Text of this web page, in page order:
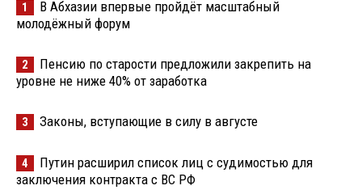
1
В Абхазии впервые пройдёт масштабный
молодёжный форум
2
Пенсию по старости предложили закрепить на
уровне не ниже 40% от заработка
3 Законы, вступающие в силу в августе
4
Путин расширил список лиц с судимостью для
заключения контракта с ВС РФ